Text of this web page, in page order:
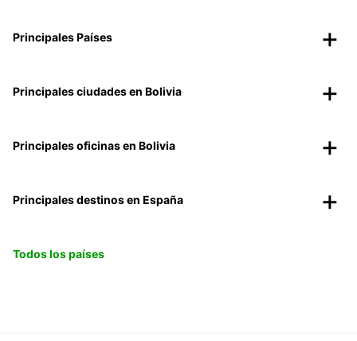
Principales Países
Principales ciudades en Bolivia
Principales oficinas en Bolivia
Principales destinos en España
Todos los países